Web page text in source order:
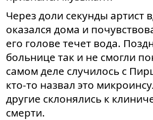
Через доли секунды артист
оказался дома и
его голове течет вода.
больнице так и не смогли
самом деле случилось с
кто-то назвал это
другие склонялись к
смерти.